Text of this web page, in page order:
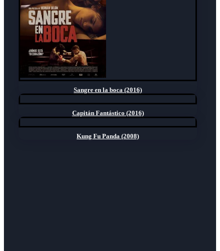
Sangre en la boca (2016)
Capitán Fantástico (2016)
Kung Fu Panda (2008)